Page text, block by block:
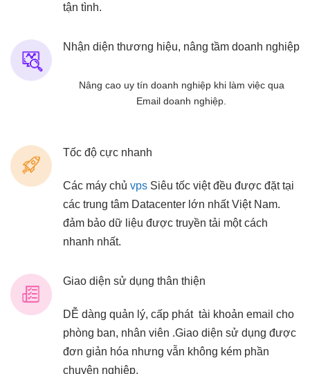
tận tình.
Nhận diện thương hiệu, nâng tầm doanh nghiệp
Nâng cao uy tín doanh nghiệp khi làm việc qua
Email doanh nghiệp.
Tốc độ cực nhanh
Các máy chủ vps Siêu tốc việt đều được đặt tại
các trung tâm Datacenter lớn nhất Việt Nam.
đảm bảo dữ liệu được truyền tải một cách
nhanh nhất.
Giao diện sử dụng thân thiện
DỄ dàng quản lý, cấp phát tài khoản email cho
phòng ban, nhân viên .Giao diện sử dụng được
đơn giản hóa nhưng vẫn không kém phần
chuyên nghiệp.